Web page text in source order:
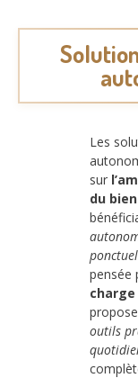
Les
sur
du
pensée
outils